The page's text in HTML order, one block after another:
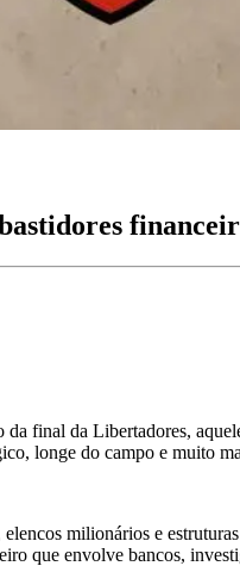
final da Libertadores,
longe do campo e muito
milionários e
que envolve bancos,